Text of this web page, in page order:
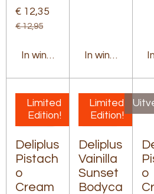
€ 12,35
€ 12,95
In winkelwagenIn winkelwagen
Limited
Edition!
Deliplus
Pistach
o
Cream
Limited
Edition!
Deliplus
Vainilla
Sunset
Bodyca
o